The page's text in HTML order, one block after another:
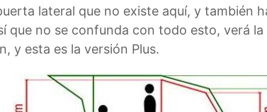
lateral que no existe aquí, y también
que no se confunda con todo esto, verá la
y esta es la versión Plus.